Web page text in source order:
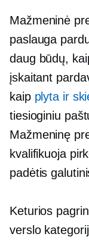
Mažmeninė
paslauga
daug būdų,
įskaitant
kaip plyta ir
tiesioginiu
Mažmeninę
kvalifikuoja
padėtis
Keturios
verslo